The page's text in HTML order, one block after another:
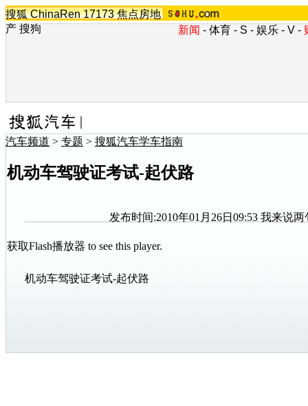
搜狐 ChinaRen 17173 焦点房地
产 搜狗 新闻 - 体育 - S - 娱乐 - V -
汽车频道 > 专题 > 搜狐汽车学车指南
机动车驾驶证考试-起伏路
发布时间:2010年01月26日09:53 我来说两
获取Flash播放器 to see this player.
机动车驾驶证考试-起伏路